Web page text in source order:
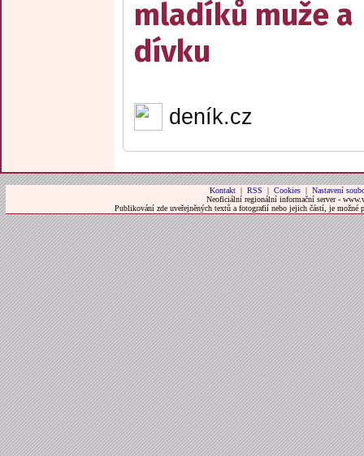
mladíků muže a
dívku
deník.cz
Kontakt| RSS | Cookies| Nastavení
Neoficiální regionální informační server -
Publikování zde uveřejněných textů a fotografií nebo jejich částí, je možné